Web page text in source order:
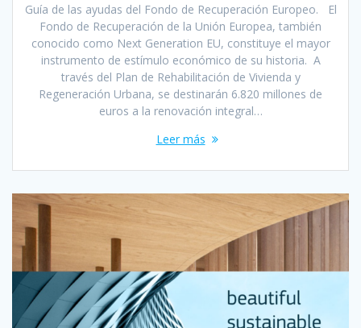
Guía de las ayudas del Fondo de Recuperación Europeo. El
Fondo de Recuperación de la Unión Europea, también
conocido como Next Generation EU, constituye el mayor
instrumento de estímulo económico de su historia. A
través del Plan de Rehabilitación de Vivienda y
Regeneración Urbana, se destinarán 6.820 millones de
euros a la renovación integral…
Leer más